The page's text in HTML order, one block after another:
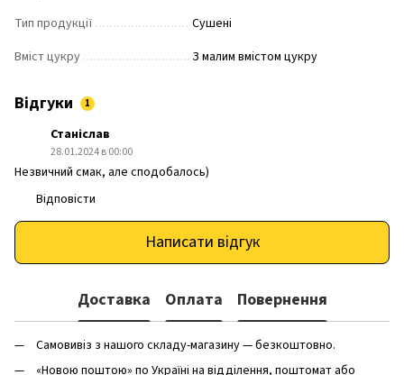
Тип продукції
Сушені
Вміст цукру
З малим вмістом цукру
Відгуки 1
Станіслав
28.01.2024 в 00:00
Незвичний смак, але сподобалось)
Відповісти
Написати відгук
Доставка Оплата Повернення
Самовивіз з нашого складу-магазину — безкоштовно.
«Новою поштою» по Україні на відділення, поштомат або